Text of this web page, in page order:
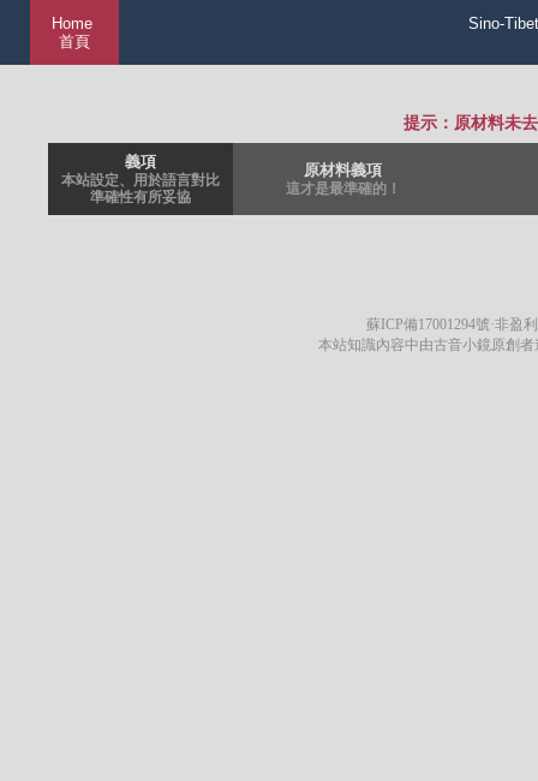
Home
首頁
Sino-
提示：原材料未
義項
本站設定、用於語言對比
準確性有所妥協
原材料義項
這才是最準確的！
蘇ICP備17001294號·非盈
本站知識內容中由古音小鏡原創